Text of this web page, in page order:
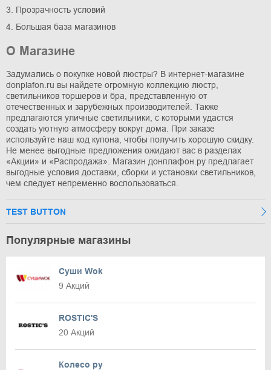
3. Прозрачность условий
4. Большая база магазинов
О Магазине
Задумались о покупке новой люстры? В интернет-магазине
donplafon.ru вы найдете огромную коллекцию люстр,
светильников торшеров и бра, представленную от
отечественных и зарубежных производителей. Также
предлагаются уличные светильники, с которыми удастся
создать уютную атмосферу вокруг дома. При заказе
используйте наш код купона, чтобы получить хорошую скидку.
Не менее выгодные предложения ожидают вас в разделах
«Акции» и «Распродажа». Магазин донплафон.ру предлагает
выгодные условия доставки, сборки и установки светильников,
чем следует непременно воспользоваться.
TEST BUTTON
Популярные магазины
Суши Wok
9 Акций
ROSTIC'S
20 Акций
Колесо ру